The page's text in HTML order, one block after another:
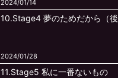
2024/01/14
10.Stage4 夢のためだから（後
2024/01/28
11.Stage5 私に一番ないもの